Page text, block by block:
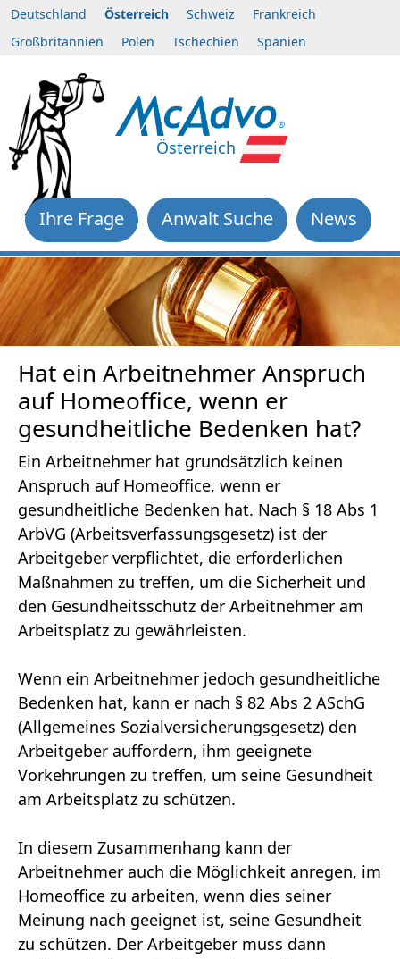
Deutschland Österreich Schweiz
Frankreich
Großbritannien
Polen Tschechien Spanien
Österreich
News
Anwalt Suche
Ihre Frage
Hat ein Arbeitnehmer Anspruch
auf Homeoffice, wenn er
gesundheitliche Bedenken hat?
Ein Arbeitnehmer hat grundsätzlich keinen
Anspruch auf Homeoffice, wenn er
gesundheitliche Bedenken hat. Nach § 18 Abs 1
ArbVG (Arbeitsverfassungsgesetz) ist der
Arbeitgeber verpflichtet, die erforderlichen
Maßnahmen zu treffen, um die Sicherheit und
den Gesundheitsschutz der Arbeitnehmer am
Arbeitsplatz zu gewährleisten.
Wenn ein Arbeitnehmer jedoch gesundheitliche
Bedenken hat, kann er nach § 82 Abs 2 ASchG
(Allgemeines Sozialversicherungsgesetz) den
Arbeitgeber auffordern, ihm geeignete
Vorkehrungen zu treffen, um seine Gesundheit
am Arbeitsplatz zu schützen.
In diesem Zusammenhang kann der
Arbeitnehmer auch die Möglichkeit anregen, im
Homeoffice zu arbeiten, wenn dies seiner
Meinung nach geeignet ist, seine Gesundheit
zu schützen. Der Arbeitgeber muss dann